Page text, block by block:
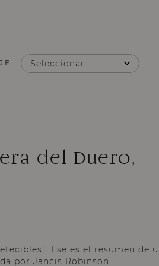
Seleccionar
del Duero,
Ese es el resumen de
por Jancis Robinson.